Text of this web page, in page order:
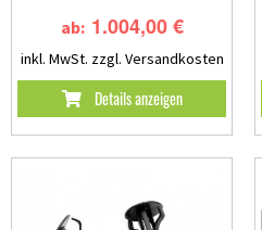
ab: 1.004,00 €
inkl. MwSt. zzgl. Versandkosten
Details anzeigen